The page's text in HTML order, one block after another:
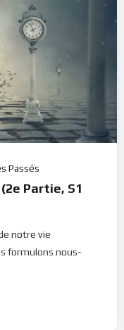
Passés
Partie, S1
notre vie
formulons nous-